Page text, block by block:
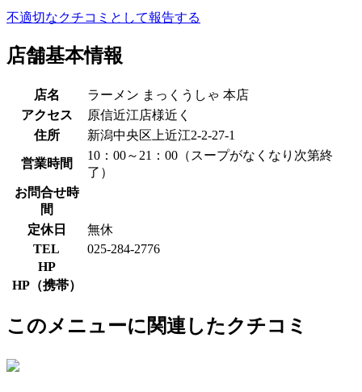
不適切なクチコミとして報告する
店舗基本情報
店名
ラーメン まっくうしゃ 本店
アクセス
原信近江店様近く
住所
新潟中央区上近江2-2-27-1
営業時間
10：00～21：00（スープがなくなり次第終
了）
お問合せ時
間
定休日
無休
TEL
025-284-2776
HP
HP（携帯）
このメニューに関連したクチコミ